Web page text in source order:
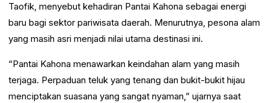
Taofik, menyebut kehadiran Pantai Kahona sebagai energi
baru bagi sektor pariwisata daerah. Menurutnya, pesona alam
yang masih asri menjadi nilai utama destinasi ini.
“Pantai Kahona menawarkan keindahan alam yang masih
terjaga. Perpaduan teluk yang tenang dan bukit-bukit hijau
menciptakan suasana yang sangat nyaman,” ujarnya saat